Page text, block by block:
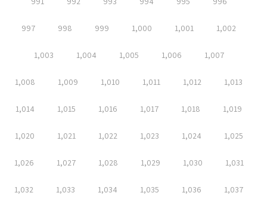
997 998 999 1,000 1,001 1,002
1,003 1,004 1,005 1,006 1,007
1,008 1,009 1,010 1,011 1,012 1,013
1,014 1,015 1,016 1,017 1,018 1,019
1,020 1,021 1,022 1,023 1,024 1,025
1,026 1,027 1,028 1,029 1,030 1,031
1,032 1,033 1,034 1,035 1,036 1,037